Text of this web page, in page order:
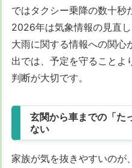
ではタクシー乗降の数十秒
2026年は気象情報の見直
大雨に関する情報への関心
出では、予定を守ることよ
判断が大切です。
玄関から車までの「た
ない
家族が気を抜きやすいのが